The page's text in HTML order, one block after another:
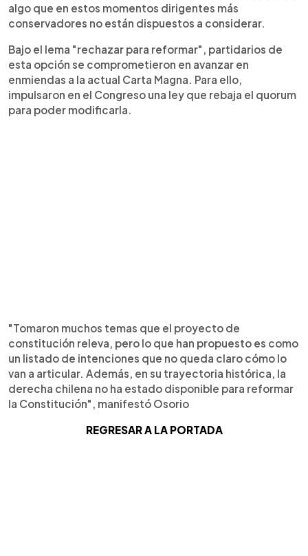
algo que en estos momentos dirigentes más
conservadores no están dispuestos a considerar.
Bajo el lema "rechazar para reformar", partidarios de
esta opción se comprometieron en avanzar en
enmiendas a la actual Carta Magna. Para ello,
impulsaron en el Congreso una ley que rebaja el quorum
para poder modificarla.
"Tomaron muchos temas que el proyecto de
constitución releva, pero lo que han propuesto es como
un listado de intenciones que no queda claro cómo lo
van a articular. Además, en su trayectoria histórica, la
derecha chilena no ha estado disponible para reformar
la Constitución", manifestó Osorio
REGRESAR A LA PORTADA